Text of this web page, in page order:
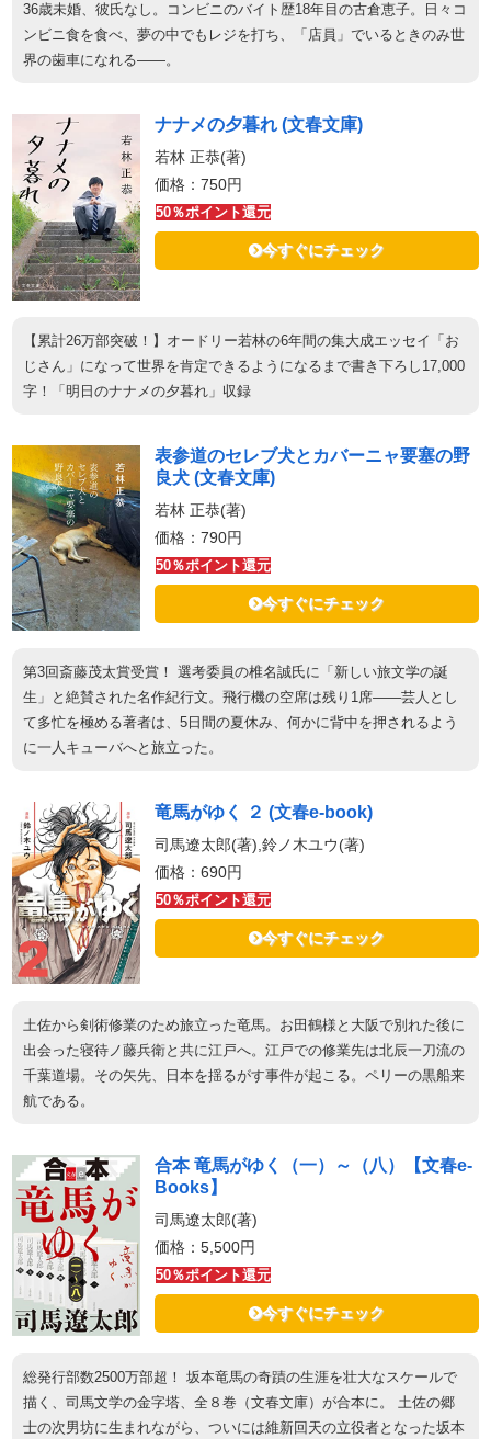
36歳未婚、彼氏なし。コンビニのバイト歴18年目の古倉恵子。日々コ
ンビニ食を食べ、夢の中でもレジを打ち、「店員」でいるときのみ世
界の歯車になれる――。
ナナメの夕暮れ (文春文庫)
若林 正恭(著)
価格：750円
50％ポイント還元
今すぐにチェック
【累計26万部突破！】オードリー若林の6年間の集大成エッセイ「お
じさん」になって世界を肯定できるようになるまで書き下ろし17,000
字！「明日のナナメの夕暮れ」収録
表参道のセレブ犬とカバーニャ要塞の野
良犬 (文春文庫)
若林 正恭(著)
価格：790円
50％ポイント還元
今すぐにチェック
第3回斎藤茂太賞受賞！ 選考委員の椎名誠氏に「新しい旅文学の誕
生」と絶賛された名作紀行文。飛行機の空席は残り1席――芸人とし
て多忙を極める著者は、5日間の夏休み、何かに背中を押されるよう
に一人キューバへと旅立った。
竜馬がゆく ２ (文春e-book)
司馬遼太郎(著),鈴ノ木ユウ(著)
価格：690円
50％ポイント還元
今すぐにチェック
土佐から剣術修業のため旅立った竜馬。お田鶴様と大阪で別れた後に
出会った寝待ノ藤兵衛と共に江戸へ。江戸での修業先は北辰一刀流の
千葉道場。その矢先、日本を揺るがす事件が起こる。ペリーの黒船来
航である。
合本 竜馬がゆく（一）～（八）【文春e-
Books】
司馬遼太郎(著)
価格：5,500円
50％ポイント還元
今すぐにチェック
総発行部数2500万部超！ 坂本竜馬の奇蹟の生涯を壮大なスケールで
描く、司馬文学の金字塔、全８巻（文春文庫）が合本に。 土佐の郷
士の次男坊に生まれながら、ついには維新回天の立役者となった坂本